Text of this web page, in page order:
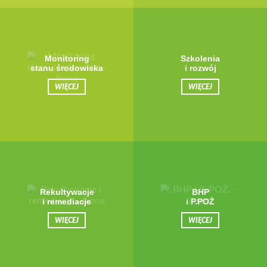
Monitoring
stanu środowiska
WIĘCEJ
Szkolenia
i rozwój
WIĘCEJ
Rekultywacje
i remediacje
WIĘCEJ
BHP
i P.POŻ
WIĘCEJ